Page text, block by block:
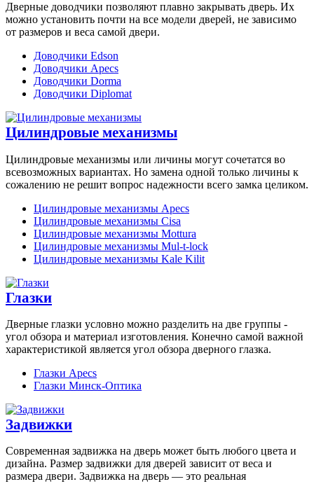
Дверные доводчики позволяют плавно закрывать дверь. Их
можно установить почти на все модели дверей, не зависимо
от размеров и веса самой двери.
Доводчики Edson
Доводчики Apecs
Доводчики Dorma
Доводчики Diplomat
Цилиндровые механизмы
Цилиндровые механизмы или личины могут сочетатся во
всевозможных вариантах. Но замена одной только личины к
сожалению не решит вопрос надежности всего замка целиком.
Цилиндровые механизмы Apecs
Цилиндровые механизмы Cisa
Цилиндровые механизмы Mottura
Цилиндровые механизмы Mul-t-lock
Цилиндровые механизмы Kale Kilit
Глазки
Дверные глазки условно можно разделить на две группы -
угол обзора и материал изготовления. Конечно самой важной
характеристикой является угол обзора дверного глазка.
Глазки Apecs
Глазки Минск-Оптика
Задвижки
Современная задвижка на дверь может быть любого цвета и
дизайна. Размер задвижки для дверей зависит от веса и
размера двери. Задвижка на дверь — это реальная